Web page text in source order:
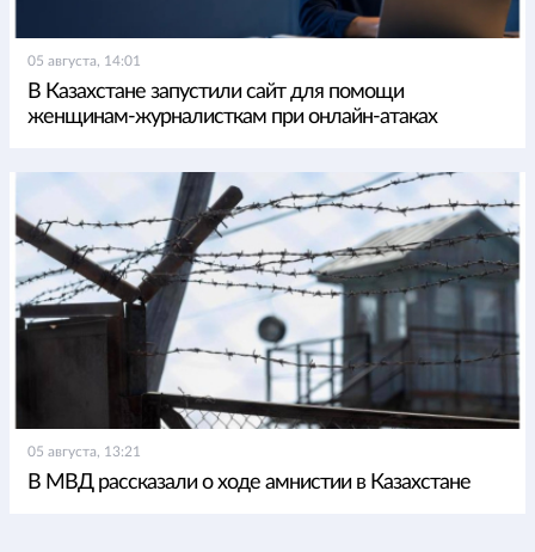
05 августа, 14:01
В Казахстане запустили сайт для помощи
женщинам-журналисткам при онлайн-атаках
05 августа, 13:21
В МВД рассказали о ходе амнистии в Казахстане